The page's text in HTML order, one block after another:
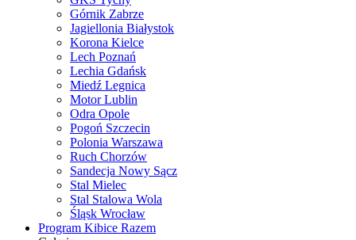
Górnik Zabrze
Jagiellonia Białystok
Korona Kielce
Lech Poznań
Lechia Gdańsk
Miedź Legnica
Motor Lublin
Odra Opole
Pogoń Szczecin
Polonia Warszawa
Ruch Chorzów
Sandecja Nowy Sącz
Stal Mielec
Stal Stalowa Wola
Śląsk Wrocław
Program Kibice Razem